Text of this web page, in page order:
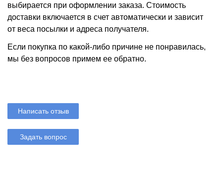
выбирается при оформлении заказа. Стоимость
доставки включается в счет автоматически и зависит
от веса посылки и адреса получателя.
Если покупка по какой-либо причине не понравилась,
мы без вопросов примем ее обратно.
Написать отзыв
Задать вопрос